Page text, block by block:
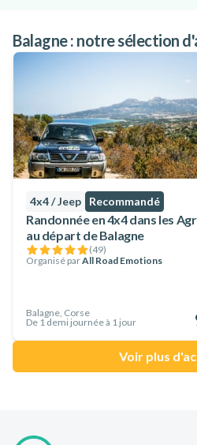
Balagne : notre sélection
4x4 / Jeep Recommandé
Randonnée en 4x4 dans les
au départ de Balagne
(49)
Organisé parAll Road Emotions
Balagne, Corse
De 1 demi journée à 1 jour
Voir plus